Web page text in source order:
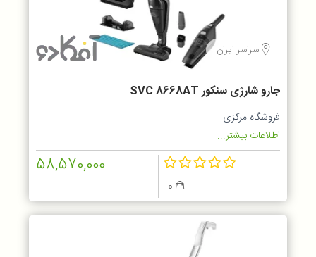
سراسر ایران
جارو شارژی سنکور SVC 8668AT
فروشگاه مرکزی
اطلاعات بیشتر...
58,570,000